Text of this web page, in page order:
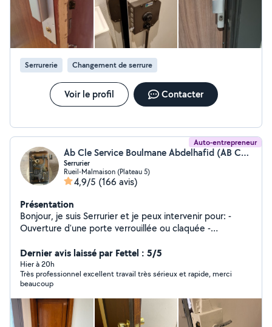
Serrurerie Changement de serrure
Voir le profil Contacter
Auto-entrepreneur
Ab Cle Service Boulmane Abdelhafid (AB CLE SERVICE)
Serrurier
Rueil-Malmaison (Plateau 5)
4,9/5 (166 avis)
Présentation
Bonjour, je suis Serrurier et je peux intervenir pour: -
Ouverture d'une porte verrouillée ou claquée -
Installation de blindage de porte et de porte blindée -
Réparation ou installation d'un système de volets
roulants - Changement d'un vitrage
Dernier avis laissé par Fettel : 5/5
Hier à 20h
Très professionnel excellent travail très sérieux et rapide, merci
beaucoup